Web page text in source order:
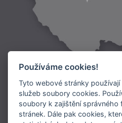
Doprava:
Používáme cookies!
Tyto webové stránky
služeb soubory cookies.
soubory k zajištění správného
stránek. Dále pak cookies,